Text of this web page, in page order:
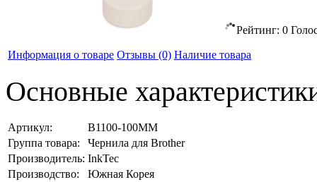
Рейтинг: 0
Информация о товаре Отзывы (0) Наличие товара
Основные
Артикул:
B1100-100MM
Группа товара:
Чернила для Brother
Производитель: InkTec
Производство:
Южная Корея